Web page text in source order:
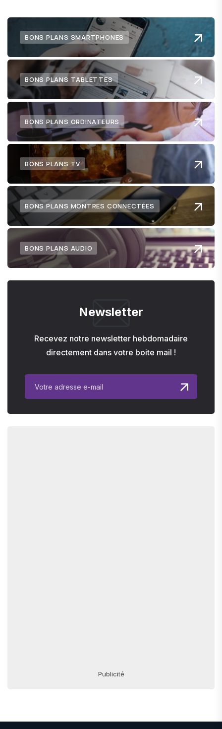
BONS PLANS SMARTPHONES
BONS PLANS TABLETTES
BONS PLANS ORDINATEURS
BONS PLANS TV
BONS PLANS MONTRES CONNECTÉES
BONS PLANS AUDIO
Newsletter
Recevez notre newsletter hebdomadaire
directement dans votre boite mail !
Publicité